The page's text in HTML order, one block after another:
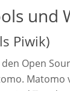
und
Piwik)
Open
Matomo